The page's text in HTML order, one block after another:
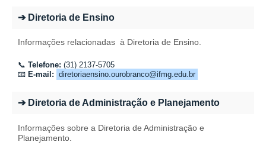
➔ Diretoria de Ensino
Informações relacionadas à Diretoria de Ensino.
📞 Telefone: (31) 2137-5705
📧 E-mail: diretoriaensino.ourobranco@ifmg.edu.br
➔ Diretoria de Administração e Planejamento
Informações sobre a Diretoria de Administração e
Planejamento